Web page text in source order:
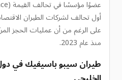
أول تحالف لشركات الطيران
على الرغم من أن عمليات الحجز
منذ عام 2023.
طيران سيبو باسيفيك في